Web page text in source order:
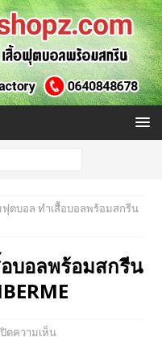
ตบอล ทำเสื้อบอลพร้อมสกรีน
บอลพร้อมสกรีน
ปิดความเห็น